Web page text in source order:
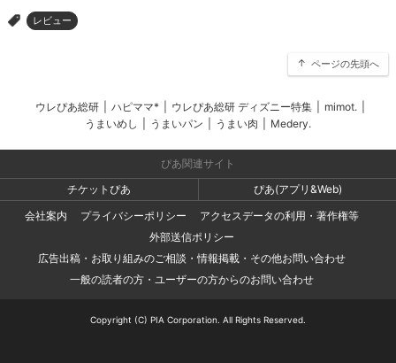
> レビュー
ページの先頭へ
ウレぴあ総研 ハピママ* ウレぴあ総研 ディズニー特集 mimot.
うまいめし
うまいパン うまい肉 Medery.
ぴあ関連サイト
チケットぴあ
ぴあ(アプリ&Web)
会社案内
プライバシーポリシー
アクセスデータの利用・著作権等
外部送信ポリシー
広告出稿・お取り組みのご相談・情報掲載・その他お問い合わせ
一般の読者の方・ユーザーの方からのお問い合わせ
Copyright (C) PIA Corporation. All Rights Reserved.